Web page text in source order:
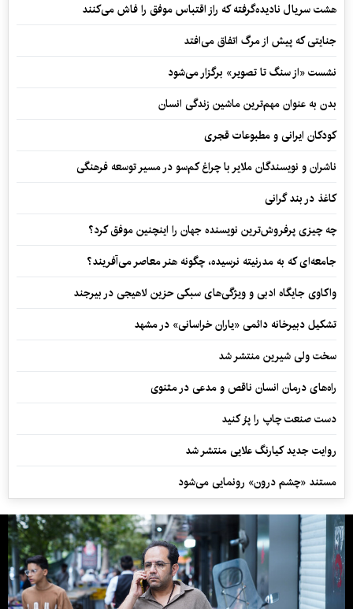
هشت سریال نادیده‌گرفته که راز اقتباس موفق را فاش می‌کنند
جنایتی که پیش از مرگ اتفاق می‌افتد
نشست «از سنگ تا تصویر» برگزار می‌شود
بدن به عنوان مهم‌ترین ماشین زندگی انسان
کودکان ایرانی و مطبوعات قجری
ناشران و نویسندگان ملایر با چراغ کم‌سو در مسیر توسعه فرهنگی
کاغذ در بند گرانی
چه چیزی پرفروش‌ترین نویسنده جهان را اینچنین موفق کرد؟
جامعه‌ای که به مدرنیته نرسیده، چگونه هنر معاصر می‌آفریند؟
واکاوی جایگاه ادبی و ویژگی‌های سبکی حزین لاهیجی در بیرجند
تشکیل دبیرخانه دائمی «یاران خراسانی» در مشهد
سخت ولی شیرین منتشر شد
راه‌های درمان انسان ناقص و مدعی در مثنوی
دست صنعت چاپ را پرُ کنید
روایت جدید کیارنگ علایی منتشر شد
مستند «چشم درون» رونمایی می‌شود